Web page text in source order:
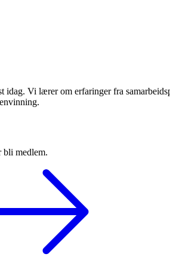
Vi lærer om erfaringer fra
bli medlem.